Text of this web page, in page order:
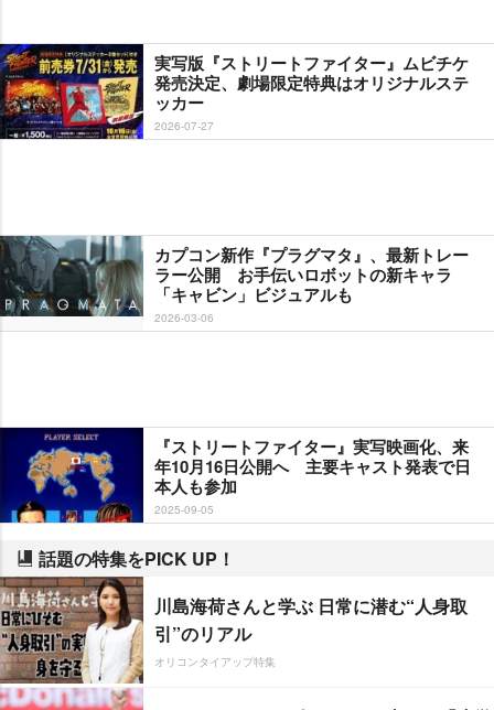
実写版『ストリートファイター』ムビチケ
発売決定、劇場限定特典はオリジナルステ
ッカー
2026-07-27
カプコン新作『プラグマタ』、最新トレー
ラー公開 お手伝いロボットの新キャラ
「キャビン」ビジュアルも
2026-03-06
『ストリートファイター』実写映画化、来
年10月16日公開へ 主要キャスト発表で日
本人も参加
2025-09-05
話題の特集をPICK UP！
川島海荷さんと学ぶ 日常に潜む“人身取
引”のリアル
オリコンタイアップ特集